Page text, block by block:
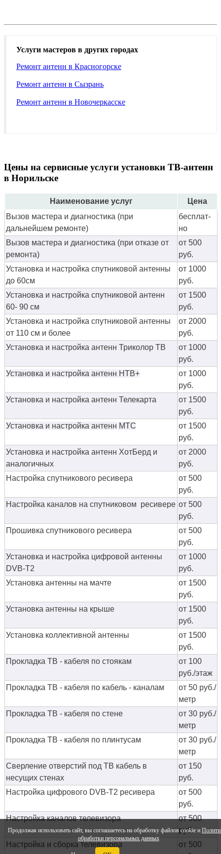
Продолжая использовать сайт, вы соглашаетесь на обработку файлов cookie и
обработки персональных данных
Услуги мастеров в других городах
Ремонт антенн в Красногорске
Ремонт антенн в Сызрань
Ремонт антенн в Новочеркасске
Цены на сервисные услуги установки ТВ-антенн
в Норильске
Наименование услуг
Цена
Вызов мастера и диагностика (при
дальнейшем ремонте)
бес­плат­
но
Вызов мастера и диагностика (при отказе от
ремонта)
от 500
руб.
Установка и настройка спутниковой антенны
до 60см
от 1000
руб.
Установка и настройка спутниковой антенн
60- 90 см
от 1500
руб.
Установка и настройка спутниковой антенны
от 110 см и более
от 2000
руб.
Установка и настройка антенн Триколор ТВ
от 1000
руб.
Установка и настройка антенн НТВ+
от 1000
руб.
Установка и настройка антенн Телекарта
от 1500
руб.
Установка и настройка антенн МТС
от 1500
руб.
Установка и настройка антенн ХотБерд и
аналогичных
от 2000
руб.
Настройка спутникового ресивера
от 500
руб.
Настройка каналов на спутниковом ресивере от 500
руб.
Прошивка спутникового ресивера
от 500
руб.
Установка и настройка цифровой антенны
DVB-T2
от 1000
руб.
Установка антенны на мачте
от 1500
руб.
Установка антенны на крыше
от 1500
руб.
Установка коллективной антенны
от 1500
руб.
Прокладка ТВ - кабеля по стоякам
от 100
руб./этаж
Прокладка ТВ - кабеля по кабель - каналам
от 50 руб./
метр
Прокладка ТВ - кабеля по стене
от 30 руб./
метр
Прокладка ТВ - кабеля по плинтусам
от 30 руб./
метр
Сверление отверстий под ТВ кабель в
несущих стенах
от 150
руб.
Настройка цифрового DVB-T2 ресивера
от 500
руб.
Настройка каналов телевизора
от 500
руб.
Настройка и сборка телевизора
от 500